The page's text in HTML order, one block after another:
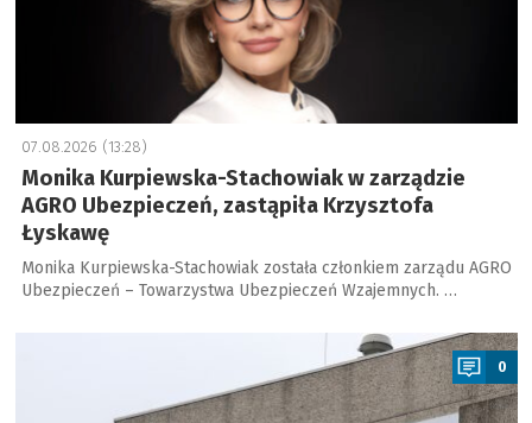
07.08.2026 (13:28)
Monika Kurpiewska-Stachowiak w zarządzie
AGRO Ubezpieczeń, zastąpiła Krzysztofa
Łyskawę
Monika Kurpiewska-Stachowiak została członkiem zarządu AGRO
Ubezpieczeń – Towarzystwa Ubezpieczeń Wzajemnych. …
0